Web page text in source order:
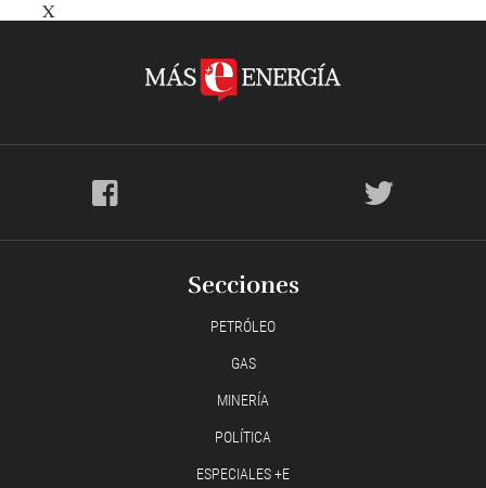
X
Secciones
PETRÓLEO
GAS
MINERÍA
POLÍTICA
ESPECIALES +E